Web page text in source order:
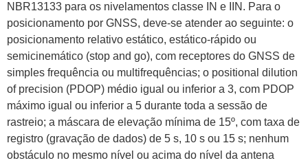
NBR13133 para os nivelamentos classe IN e IIN. Para o
posicionamento por GNSS, deve-se atender ao seguinte: o
posicionamento relativo estático, estático-rápido ou
semicinemático (stop and go), com receptores do GNSS de
simples frequência ou multifrequências; o positional dilution
of precision (PDOP) médio igual ou inferior a 3, com PDOP
máximo igual ou inferior a 5 durante toda a sessão de
rastreio; a máscara de elevação mínima de 15º, com taxa de
registro (gravação de dados) de 5 s, 10 s ou 15 s; nenhum
obstáculo no mesmo nível ou acima do nível da antena